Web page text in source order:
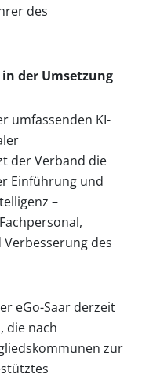
des
der Umsetzung
umfassenden KI-
der Verband die
Einführung und
–
des
eGo-Saar derzeit
die nach
zur